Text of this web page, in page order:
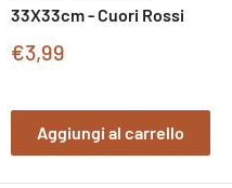
33X33cm - Cuori Rossi
Prezzo
€3,99
Aggiungi al carrello